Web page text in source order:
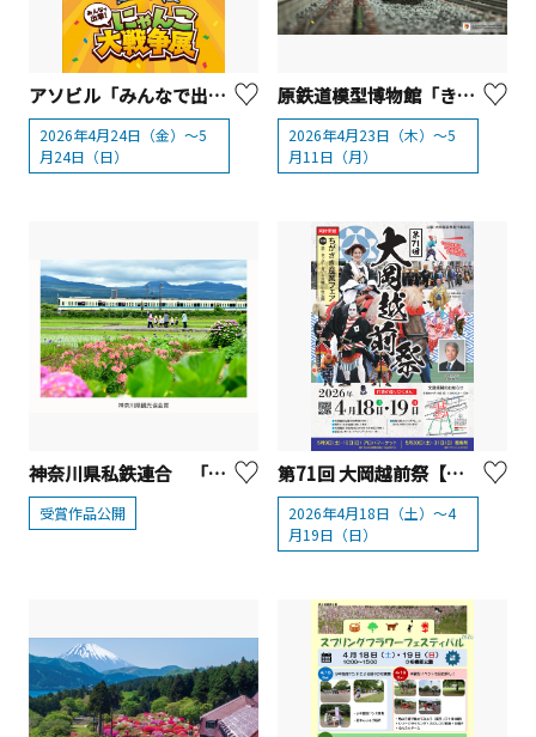
アソビル「みんなで出撃！にゃんこ大戦争展」【横浜市】
2026年4月24日（金）～5
月24日（日）
原鉄道模型博物館「きかんしゃトーマス」模型走行【横浜市】
2026年4月23日（木）～5
月11日（月）
神奈川県私鉄連合 「神奈川公共交通でつむぐ神奈川の旅 フォトコンテスト」受賞作品発表
受賞作品公開
第71回 大岡越前祭【茅ヶ崎市】
2026年4月18日（土）～4
月19日（日）